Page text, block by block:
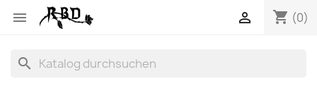
 shopping_cart (0)

search